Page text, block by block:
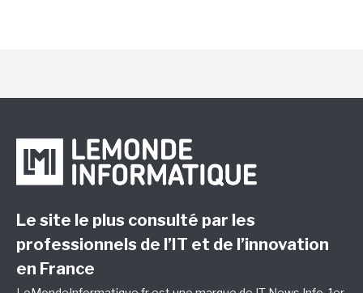
Le site le plus consulté par les
professionnels de l’IT et de l’innovation
en France